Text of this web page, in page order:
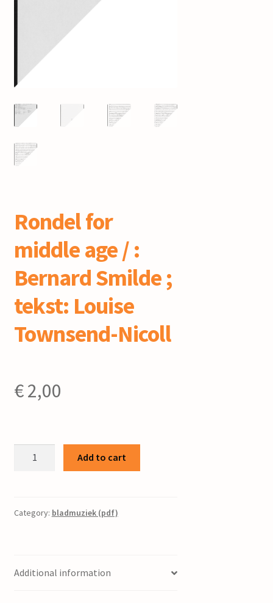
Rondel for
middle age / :
Bernard Smilde ;
tekst: Louise
Townsend-Nicoll
€2,00
/
;
Add to cart
Category: bladmuziek (pdf)
Additional information